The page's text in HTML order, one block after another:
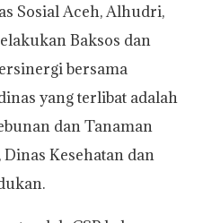
Sosial Aceh, Alhudri,
Baksos dan
bersama
yang terlibat adalah
dan Tanaman
Kesehatan dan